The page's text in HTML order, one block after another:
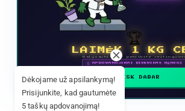
🏆
LAIMĖK 1 KG
Dalyvaukite ir pakilkite
🗓 APDOVANOJIMAI KIEKVIENĄ MĖNESĮ
ŽAISK DABAR
Dėkojame už apsilankymą!
Prisijunkite, kad gautumėte
5 taškų apdovanojimą!